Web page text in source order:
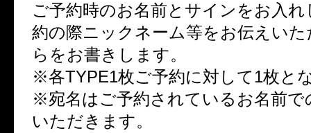
ご予約時のお名前とサインをお入
約の際ニックネーム等をお伝えい
らをお書きします。
※各TYPE1枚ご予約に対して1枚と
※宛名はご予約されているお名前で
いただきます。